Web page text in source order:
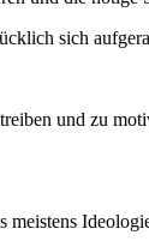
sich
und zu